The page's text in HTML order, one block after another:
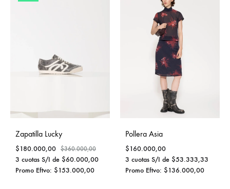
Zapatilla Lucky
$180.000,00 $360.000,00
3 cuotas S/I de $60.000,00
Promo Eftvo: $153.000,00
Pollera Asia
$160.000,00
3 cuotas S/I de $53.333,33
Promo Eftvo: $136.000,00